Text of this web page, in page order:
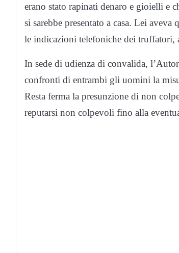
erano stato rapinati denaro e gioielli e
si sarebbe presentato a casa. Lei
le indicazioni telefoniche dei truffatori,
In sede di udienza di convalida,
confronti di entrambi gli uomini la
Resta ferma la presunzione di non
reputarsi non colpevoli fino alla